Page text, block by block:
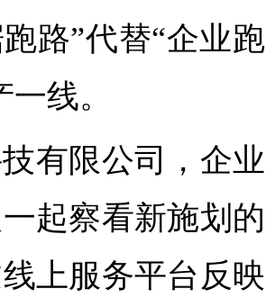
路”代替“企业跑
线。
有限公司，企业
起察看新施划的
上服务平台反映